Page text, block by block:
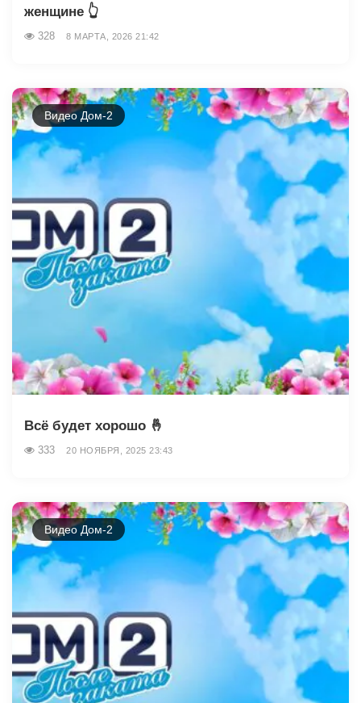
женщине 👆
328 8 МАРТА, 2026 21:42
Видео Дом-2
Всё будет хорошо 🤞
333 20 НОЯБРЯ, 2025 23:43
Видео Дом-2